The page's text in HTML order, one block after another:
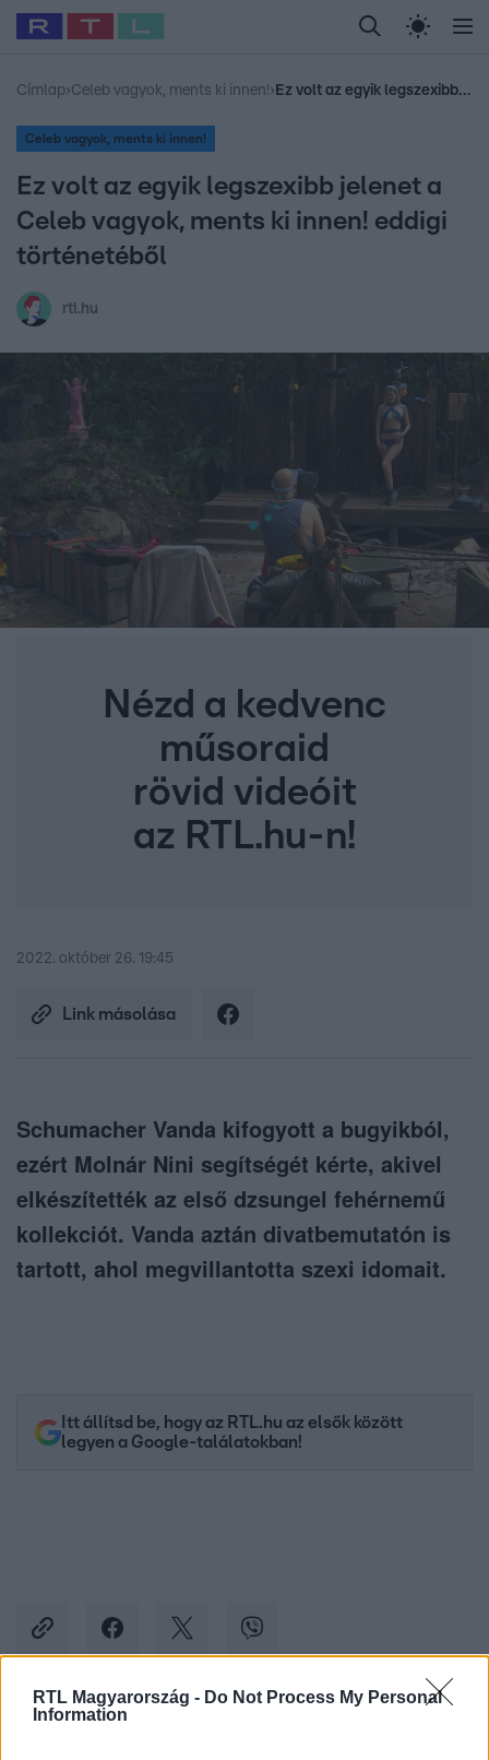
RTL Magyarország - Do Not Process My Personal
Information
Legfrissebb RTL Híradó Randi Celeb vagyok,
Babits Marcella Most Wanted Gallusz
Címlap›Celeb vagyok, ments ki innen!› Ez volt az egyik legszexibb jelenet a Celeb vagyok, ments ki innen! eddigi történetéből
Celeb vagyok, ments ki innen!
Ez volt az egyik legszexibb jelenet a
Celeb vagyok, ments ki innen! eddigi
történetéből
rtl.hu
Nézd a kedvenc
műsoraid
rövid videóit
az RTL.hu-n!
2022. október 26. 19:45
Link másolása
Schumacher Vanda kifogyott a bugyikból,
ezért Molnár Nini segítségét kérte, akivel
elkészítették az első dzsungel fehérnemű
kollekciót. Vanda aztán divatbemutatón is
tartott, ahol megvillantotta szexi idomait.
Itt állítsd be, hogy az RTL.hu az elsők között
legyen a Google-találatokban!